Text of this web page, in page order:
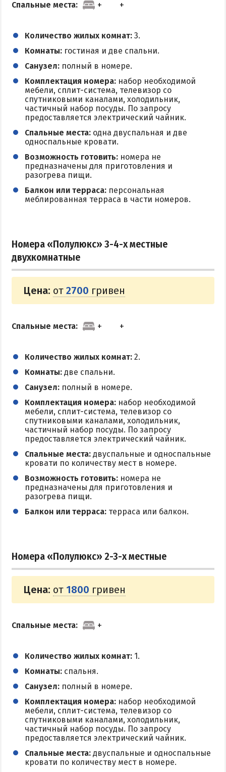
Поездки на море — лайфхаки
ЧЕРНОЕ МОРЕ
Затока
Каролино-Бугаз
Лазурное
Скадовск
Хорлы
СЛУЖБА БРОНИРОВАНИЯ
Спальные места:
Количество жилых комнат: 3.
Комнаты: гостиная и две спальни.
Санузел: полный в номере.
Комплектация номера: набор необходимой
мебели, сплит-система, телевизор со
спутниковыми каналами, холодильник,
частичный набор посуды. По запросу
предоставляется электрический чайник.
Спальные места: одна двуспальная и две
односпальные кровати.
Возможность готовить: номера не
предназначены для приготовления и
разогрева пищи.
Балкон или терраса: персональная
меблированная терраса в части номеров.
Номера «Полулюкс» 3-4-х местные
двухкомнатные
Цена: от 2700 гривен
Спальные места:
Количество жилых комнат: 2.
Комнаты: две спальни.
Санузел: полный в номере.
Комплектация номера: набор необходимой
мебели, сплит-система, телевизор со
спутниковыми каналами, холодильник,
частичный набор посуды. По запросу
предоставляется электрический чайник.
Спальные места: двуспальные и односпальные
кровати по количеству мест в номере.
Возможность готовить: номера не
предназначены для приготовления и
разогрева пищи.
Балкон или терраса: терраса или балкон.
Номера «Полулюкс» 2-3-х местные
Цена: от 1800 гривен
Спальные места:
Количество жилых комнат: 1.
Комнаты: спальня.
Санузел: полный в номере.
Комплектация номера: набор необходимой
мебели, сплит-система, телевизор со
спутниковыми каналами, холодильник,
частичный набор посуды. По запросу
предоставляется электрический чайник.
Спальные места: двуспальные и односпальные
кровати по количеству мест в номере.